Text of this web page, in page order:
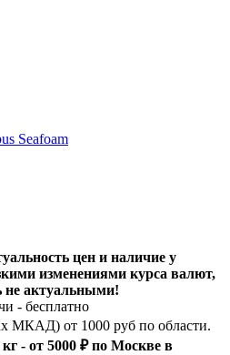
цен и наличие у
изменениями курса валют,
не актуальными!
- бесплатно
МКАД) от 1000 руб по области.
- от 5000 ₽ по Москве в